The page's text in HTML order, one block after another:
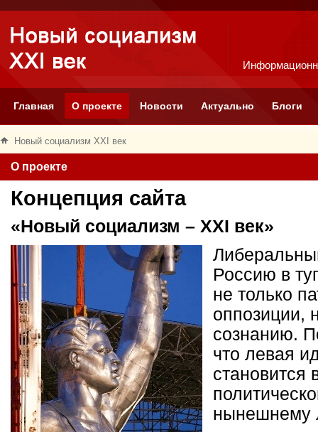
Главная О проекте Новости Актуально Блоги
Новый социализм XXI век
О проекте
Концепция сайта
«Новый социализм – XXI век»
Россию в
не только
оппозиции,
сознанию.
что левая
становится
нынешнему